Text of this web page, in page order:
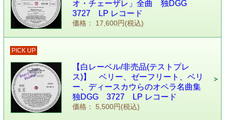
オ・チェーザレ」全曲 独DGG
3727 LP レコード
価格： 17,600円(税込)
PICK UP
【白レーベル/非売品(テストプレ
ス)】 ベリー、ゼーフリート、ベリ
ー、ディースカウらのオペラ名曲集
独DGG 3727 LP レコード
価格： 5,500円(税込)